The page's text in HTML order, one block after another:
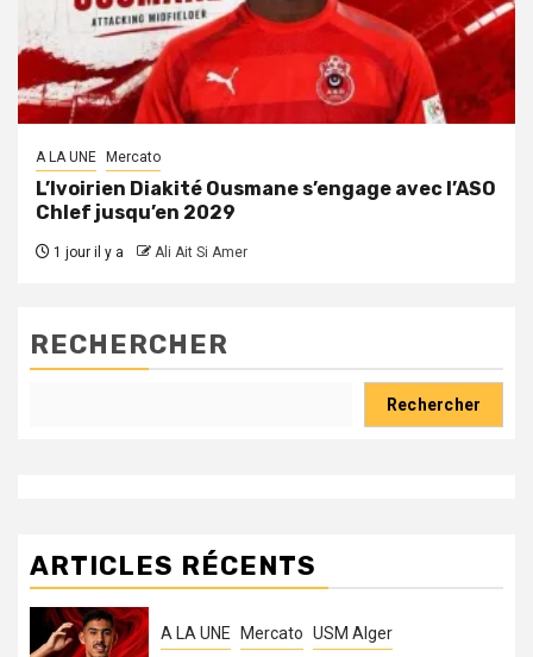
A LA UNE Mercato
L’Ivoirien Diakité Ousmane s’engage avec l’ASO
Chlef jusqu’en 2029
1 jour il y a Ali Ait Si Amer
RECHERCHER
Rechercher
ARTICLES RÉCENTS
A LA UNE Mercato USM Alger